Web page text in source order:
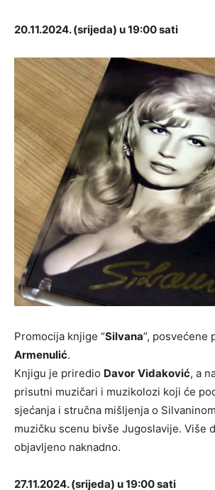
20.11.2024. (srijeda) u 19:00 sati
Promocija knjige “Silvana”, posvećene
Armenulić.
Knjigu je priredio Davor Vidaković, a
prisutni muzičari i muzikolozi koji će
sjećanja i stručna mišljenja o
muzičku scenu bivše Jugoslavije. Više
objavljeno naknadno.
27.11.2024. (srijeda) u 19:00 sati